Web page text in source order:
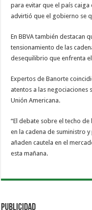
para evitar que el país
advirtió que el gobierno se
En BBVA también destacan
tensionamiento de las
desequilibrio que enfrenta
Expertos de Banorte
atentos a las negociaciones
Unión Americana.
“El debate sobre el techo
en la cadena de suministro
añaden cautela en el
esta mañana.
PUBLICIDAD